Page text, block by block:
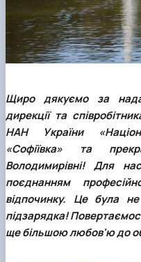
Щиро дякуємо за
дирекції та
НАН України
«Софіївка» та
Володимирівні! Для
поєднанням
відпочинку. Це була
підзарядка!
ще більшою любов'ю до